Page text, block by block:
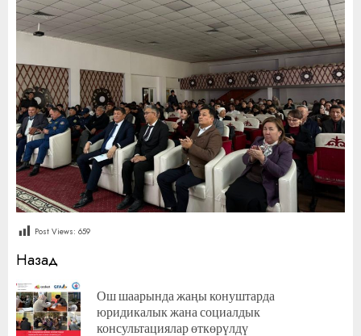
Post Views: 659
Продолжить
чтение
Назад
Ош шаарында жаңы конуштарда
юридикалык жана социалдык
консультациялар өткөрүлдү